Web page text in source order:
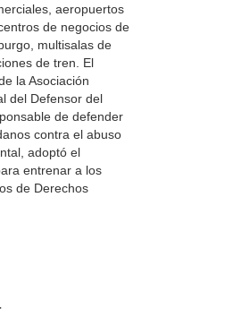
aeropuertos
de negocios de
multisalas de
de tren. El
la Asociación
del Defensor del
de defender
contra el abuso
adoptó el
entrenar a los
de Derechos